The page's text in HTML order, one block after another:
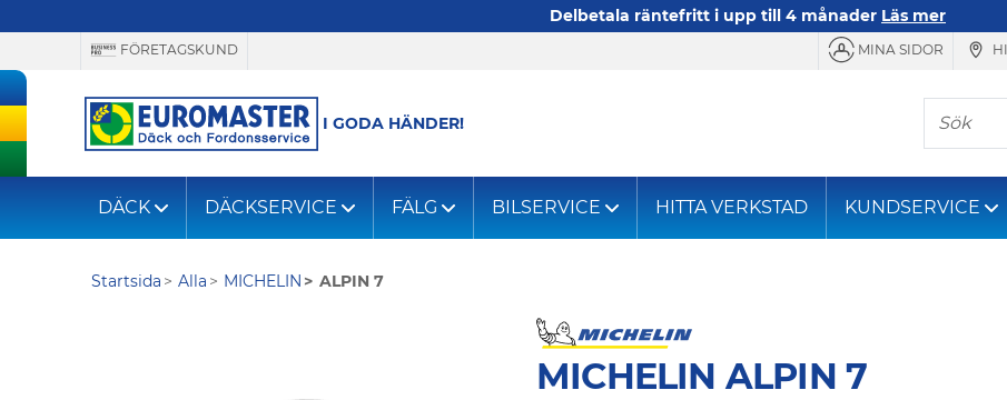
Delbetala räntefritt i upp till 4 månader Läs mer
FÖRETAGSKUND MINA SIDOR
I GODA HÄNDER!
Sök
DÄCK DÄCKSERVICE FÄLG BILSERVICE HITTA VERKSTAD KUNDSERVICE
Startsida Alla MICHELIN ALPIN 7
MICHELIN ALPIN 7